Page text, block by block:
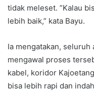
tidak meleset. ”Kalau
lebih baik,” kata Bayu.
Ia mengatakan, seluruh
mengawal proses
kabel, koridor
bisa lebih rapi dan